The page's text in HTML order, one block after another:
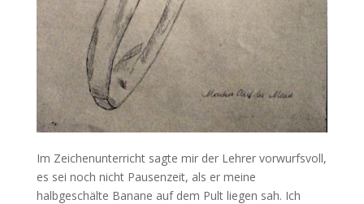
Im Zeichenunterricht sagte mir der Lehrer vorwurfsvoll,
es sei noch nicht Pausenzeit, als er meine
halbgeschälte Banane auf dem Pult liegen sah. Ich